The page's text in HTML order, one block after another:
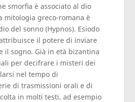
smorfia è associato al dio
mitologia greco-romana è
del sonno (Hypnos). Esiodo
il potere di inviare
il sogno. Già in età bizantina
per decifrare i misteri dei
nel tempo di
di trasmissioni orali e di
in molti testi, ad esempio